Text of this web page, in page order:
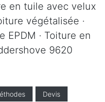
en tuile avec velux
végétalisée ·
EPDM · Toiture en
9620
Devis